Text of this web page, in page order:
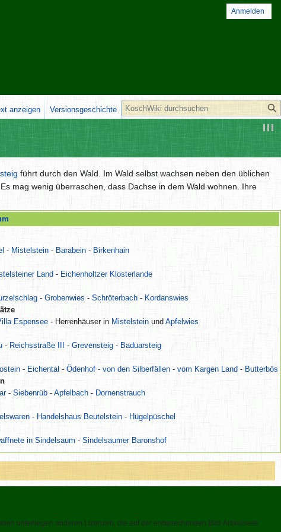
führt durch den Wald. Im Wald selbst wachsen neben den üblichen
mag wenig überraschen, dass Dachse in dem Wald wohnen. Ihre
- Mistelstein- Barabein- Birkenhain
Land - Eichenholtzer Klosterlande
- Grobenwies - Schröterbach - Kordanswies
Espensee- Herrenhäuser in Mistelsteinund Apfelwies
- Reichsstraße III - Grevensteig - Baduarsteig
- Eichental - Ödenhof - von den Silberfällen - vom Kargen Land - Butterbös
- Siebenrüb - Apfelbach - Dornenstrauch
- Handelshaus Beutelstein- Hügelpüschel
in Sindelsaum - Sindelsaumer Baronshof
Anmelden
anzeigen Versionsgeschichte Suche
unterliegen anderen Lizenzen, die auf der entsprechenden Bild-Artikelseite